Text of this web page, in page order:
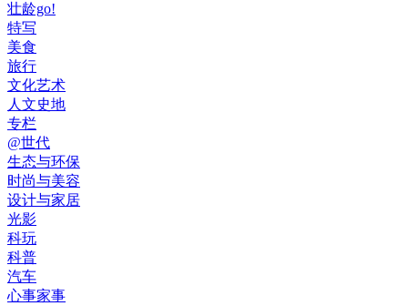
壮龄go!
特写
美食
旅行
文化艺术
人文史地
专栏
@世代
生态与环保
时尚与美容
设计与家居
光影
科玩
科普
汽车
心事家事